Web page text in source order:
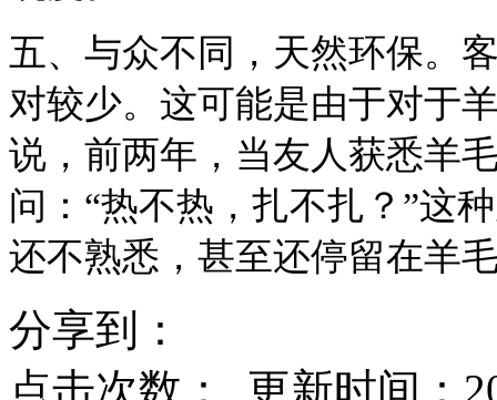
五、与众不同，天然环保。
对较少。这可能是由于对于
说，前两年，当友人获悉羊
问：“热不热，扎不扎？”这
还不熟悉，甚至还停留在羊
分享到：
点击次数：
更新时间：